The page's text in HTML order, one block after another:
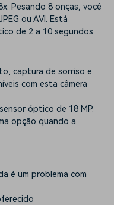
Pesando 8 onças, você
ou AVI. Está
de 2 a 10 segundos.
captura de sorriso e
com esta câmera
óptico de 18 MP.
opção quando a
é um problema com